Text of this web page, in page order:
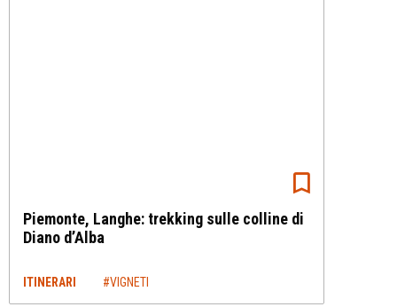
Piemonte, Langhe: trekking sulle colline di
Diano d’Alba
ITINERARI #VIGNETI